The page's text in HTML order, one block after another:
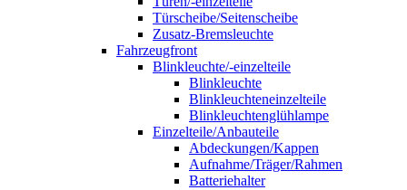
Türscheibe/Seitenscheibe
Zusatz-Bremsleuchte
Fahrzeugfront
Blinkleuchte/-einzelteile
Blinkleuchte
Blinkleuchteneinzelteile
Blinkleuchtenglühlampe
Einzelteile/Anbauteile
Abdeckungen/Kappen
Aufnahme/Träger/Rahmen
Batteriehalter